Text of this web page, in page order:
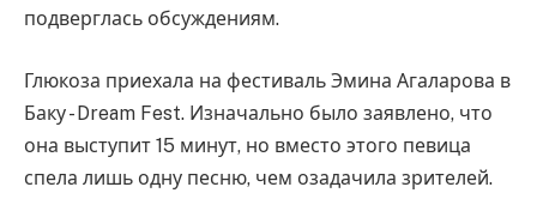
подверглась обсуждениям.
Глюкоза приехала на фестиваль Эмина Агаларова в
Баку - Dream Fest. Изначально было заявлено, что
она выступит 15 минут, но вместо этого певица
спела лишь одну песню, чем озадачила зрителей.